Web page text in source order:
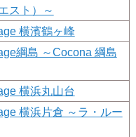
スト）～
横濱鶴ヶ峰
綱島 ～Cocona 綱島
横浜丸山台
横浜片倉 ～ラ・ルー